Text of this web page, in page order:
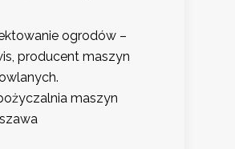
ogrodów –
producent maszyn
maszyn